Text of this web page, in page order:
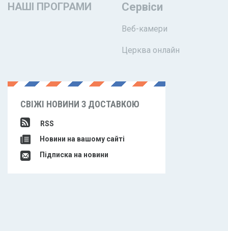
НАШІ ПРОГРАМИ Сервіси
Веб-камери
Церква онлайн
СВІЖІ НОВИНИ З ДОСТАВКОЮ
RSS
Новини на вашому сайті
Підписка на новини